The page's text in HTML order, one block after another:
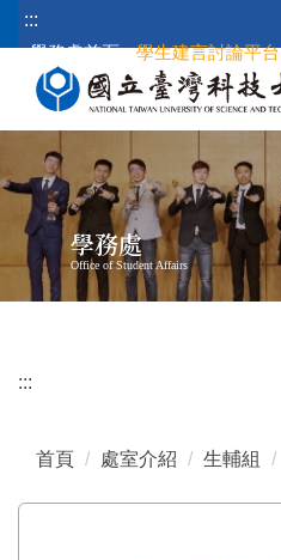
跳
到
內
區
塊
:::
學務處首頁
學生建言討論平台
學務處
Office of Student Affairs
:::
首頁 處室介紹 生輔組